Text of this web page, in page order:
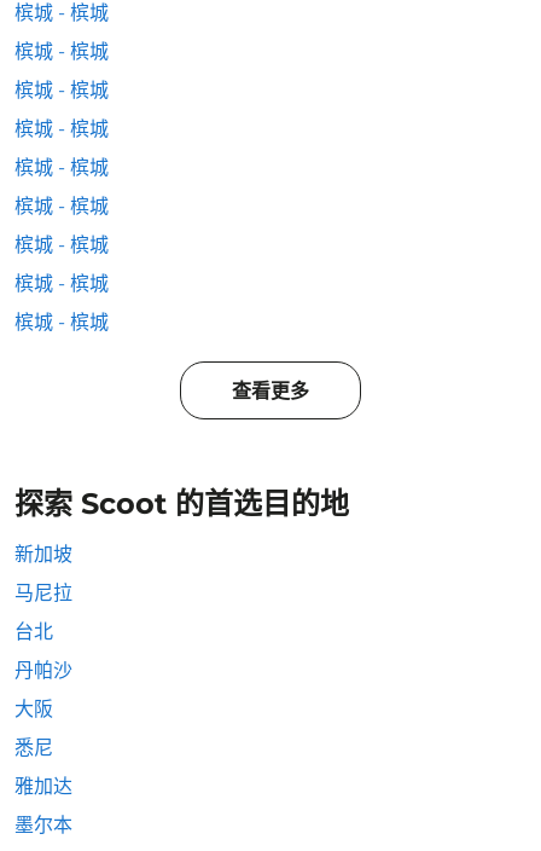
槟城 - 槟城
槟城 - 槟城
槟城 - 槟城
槟城 - 槟城
槟城 - 槟城
槟城 - 槟城
槟城 - 槟城
槟城 - 槟城
槟城 - 槟城
查看更多
探索 Scoot 的首选目的地
新加坡
马尼拉
台北
丹帕沙
大阪
悉尼
雅加达
墨尔本